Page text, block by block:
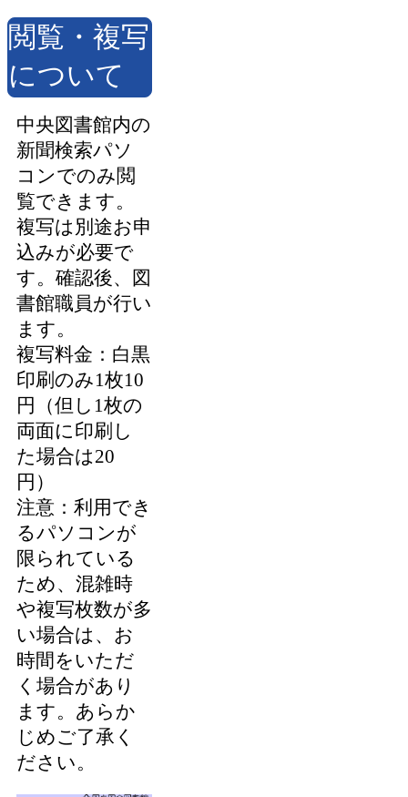
閲覧・複写
について
中央図書館内の
新聞検索パソ
コンでのみ閲
覧できます。
複写は別途お申
込みが必要で
す。確認後、図
書館職員が行い
ます。
複写料金：白黒
印刷のみ1枚10
円（但し1枚の
両面に印刷し
た場合は20
円）
注意：利用でき
るパソコンが
限られている
ため、混雑時
や複写枚数が多
い場合は、お
時間をいただ
く場合があり
ます。あらか
じめご了承く
ださい。